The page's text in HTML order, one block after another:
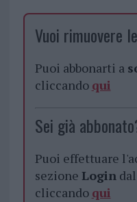
Vuoi rimuovere
Puoi abbonarti a
cliccando qui
Sei già
Puoi effettuare
sezione Logindal
cliccando qui